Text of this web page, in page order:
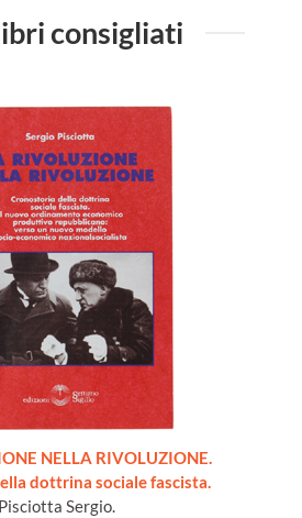
consigliati
NELLA RIVOLUZIONE.
dottrina sociale fascista.
Pisciotta Sergio.